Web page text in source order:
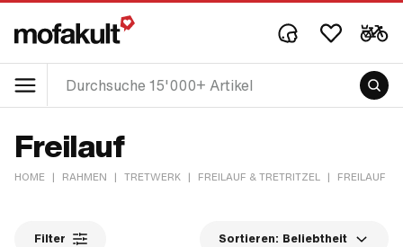
Freilauf
HOME | RAHMEN | TRETWERK | FREILAUF & TRETRITZEL | FREILAUF
Filter Sortieren: Beliebtheit